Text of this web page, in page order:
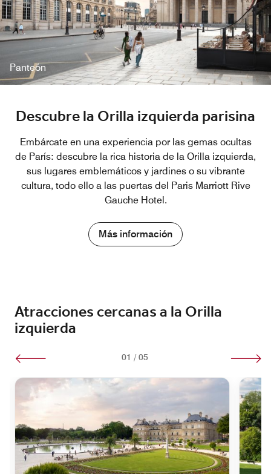
Panteón
Descubre la Orilla izquierda parisina
Embárcate en una experiencia por las gemas ocultas
de París: descubre la rica historia de la Orilla izquierda,
sus lugares emblemáticos y jardines o su vibrante
cultura, todo ello a las puertas del Paris Marriott Rive
Gauche Hotel.
Más información
Atracciones cercanas a la Orilla
izquierda
01 / 05